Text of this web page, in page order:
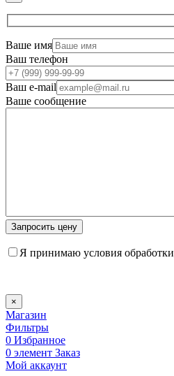
Ваше имя
Ваш телефон
Ваш e-mail
Ваше сообщение
Я принимаю условия обработки
×
Магазин
Фильтры
0 Избранное
0 элемент Заказ
Мой аккаунт